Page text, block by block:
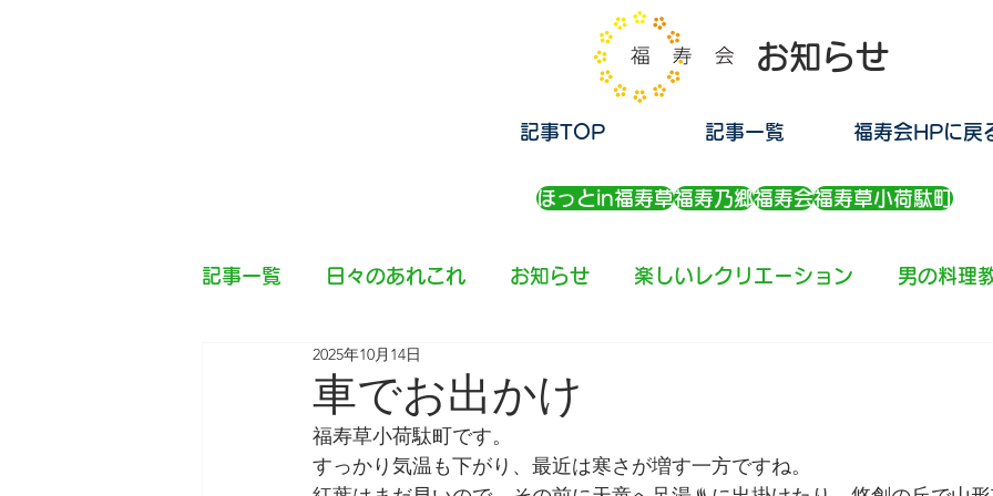
お知らせ
記事TOP 記事一覧 福寿会HPに戻
ほっとin福寿草福寿乃郷福寿会福寿草小荷駄町
記事一覧 日々のあれこれ お知らせ 楽しいレクリエーション 男の料理
車でお出かけ
2025年10月14日
福寿草小荷駄町です。
すっかり気温も下がり、最近は寒さが増す一方ですね。